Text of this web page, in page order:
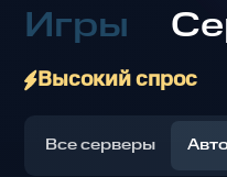
Игры
Высокий спрос
Все серверы